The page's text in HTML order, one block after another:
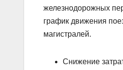
железнодорожных
график движения
магистралей.
Снижение